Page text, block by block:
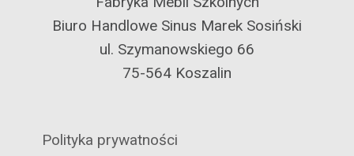
Biuro Handlowe Sinus Marek Sosiński
ul. Szymanowskiego 66
75-564 Koszalin
Polityka prywatności